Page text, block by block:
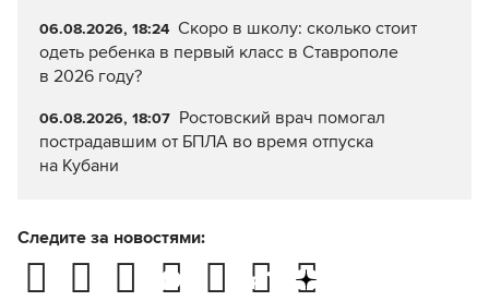
06.08.2026, 18:24 Скоро в школу: сколько стоит
одеть ребенка в первый класс в Ставрополе
в 2026 году?
06.08.2026, 18:07 Ростовский врач помогал
пострадавшим от БПЛА во время отпуска
на Кубани
Следите за новостями: